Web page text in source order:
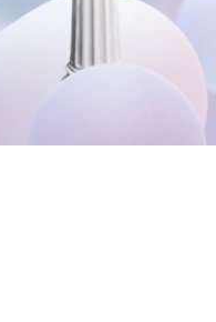
I miei ordini
I miei indirizzi
Русский
繁體中文